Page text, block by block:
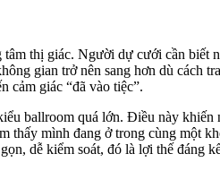
thị giác. Người dự cưới cần biết
gian trở nên sang hơn dù cách
cảm giác “đã vào tiệc”.
ballroom quá lớn. Điều này khiến
thấy mình đang ở trong cùng một
dễ kiểm soát, đó là lợi thế đáng